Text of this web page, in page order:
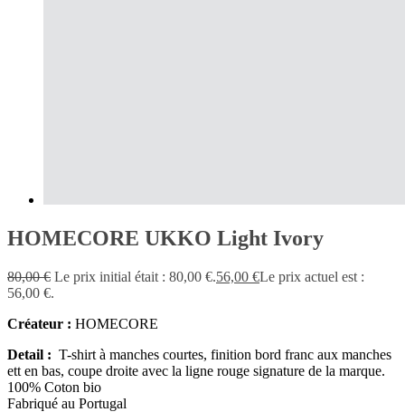
HOMECORE UKKO Light Ivory
80,00€ Le prix initial était : 80,00 €.56,00 €Le prix actuel est :
56,00 €.
Créateur : HOMECORE
Detail : T-shirt à manches courtes, finition bord franc aux manches
ett en bas, coupe droite avec la ligne rouge signature de la marque.
100% Coton bio
Fabriqué au Portugal